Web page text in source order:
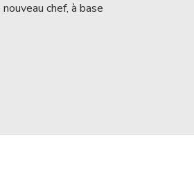
chef, à base